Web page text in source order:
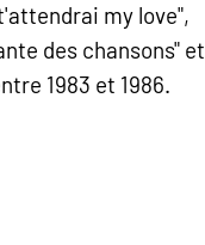
my love",
des chansons" et
1983 et 1986.